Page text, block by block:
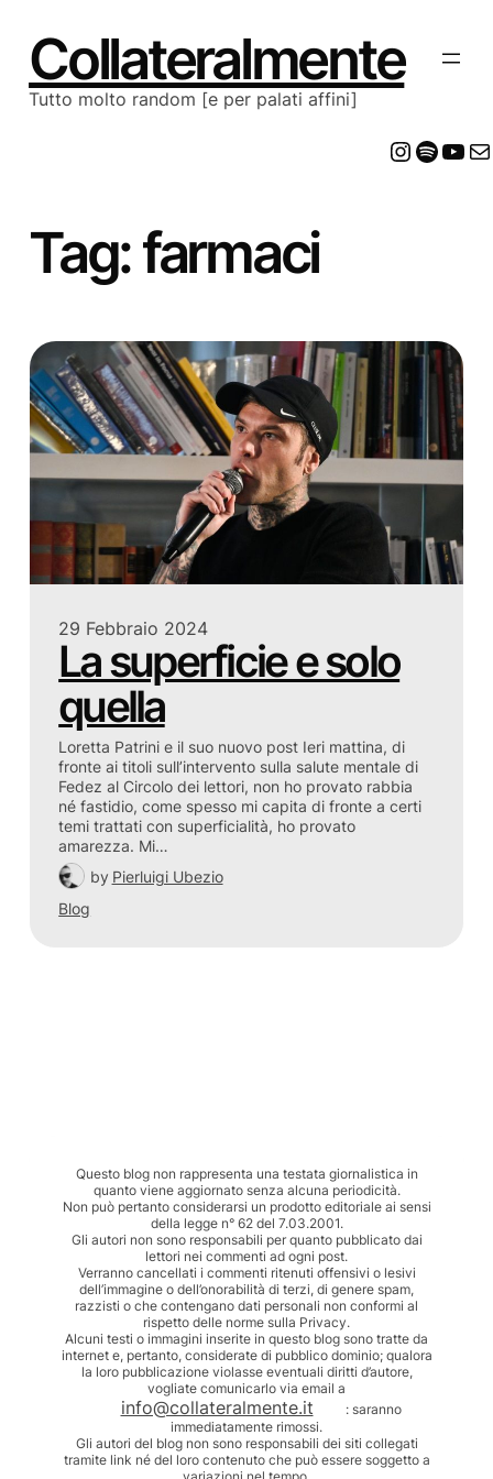
contenuto
Collateralmente
Tutto molto random [e per palati affini]
Tag:farmaci
29 Febbraio 2024
La superficie e solo
quella
Loretta Patrini e il suo nuovo post Ieri mattina, di
fronte ai titoli sull’intervento sulla salute mentale di
Fedez al Circolo dei lettori, non ho provato rabbia
né fastidio, come spesso mi capita di fronte a certi
temi trattati con superficialità, ho provato
amarezza. Mi…
by Pierluigi Ubezio
Blog
Questo blog non rappresenta una testata giornalistica in
quanto viene aggiornato senza alcuna periodicità.
Non può pertanto considerarsi un prodotto editoriale ai sensi
della legge n° 62 del 7.03.2001.
Gli autori non sono responsabili per quanto pubblicato dai
lettori nei commenti ad ogni post.
Verranno cancellati i commenti ritenuti offensivi o lesivi
dell’immagine o dell’onorabilità di terzi, di genere spam,
razzisti o che contengano dati personali non conformi al
rispetto delle norme sulla Privacy.
Alcuni testi o immagini inserite in questo blog sono tratte da
internet e, pertanto, considerate di pubblico dominio; qualora
la loro pubblicazione violasse eventuali diritti d’autore,
vogliate comunicarlo via email a
info@collateralmente.it
: saranno
immediatamente rimossi.
Gli autori del blog non sono responsabili dei siti collegati
tramite link né del loro contenuto che può essere soggetto a